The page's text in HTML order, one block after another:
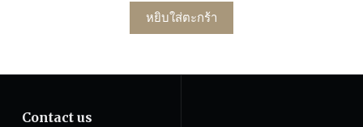
หยิบใส่ตะกร้า
Contact us